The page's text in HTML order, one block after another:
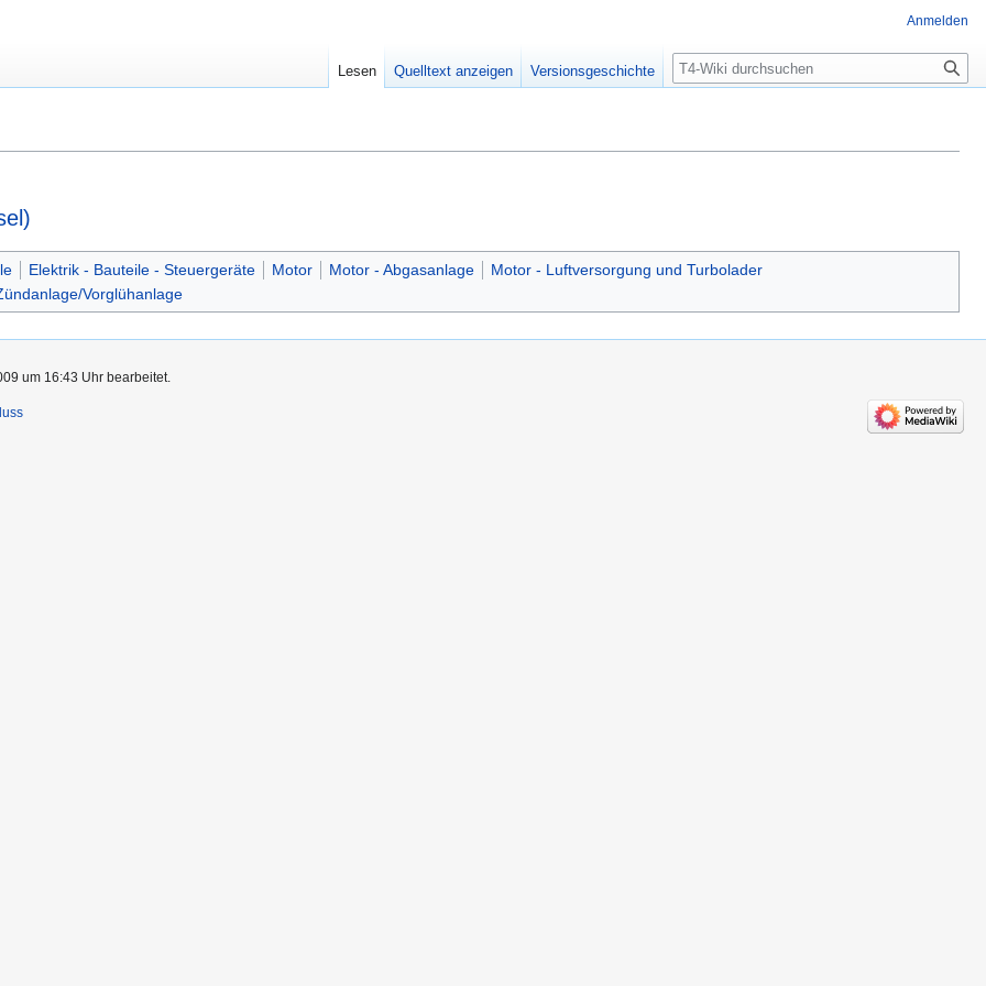
Elektrik - Bauteile - Steuergeräte Motor Motor - Abgasanlage
Motor - Luftversorgung und Turbolader
Vorglühanlage
Anmelden
Lesen Quelltext anzeigen Versionsgeschichte Suche
um 16:43 Uhr bearbeitet.